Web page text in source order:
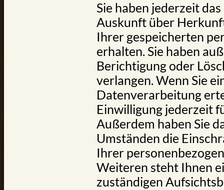
Sie haben jederzeit
Auskunft über
Ihrer gespeicherten
erhalten. Sie haben
Berichtigung oder
verlangen. Wenn Sie
Datenverarbeitung
Einwilligung jederzeit
Außerdem haben Sie
Umständen die
Ihrer
Weiteren steht Ihnen
zuständigen